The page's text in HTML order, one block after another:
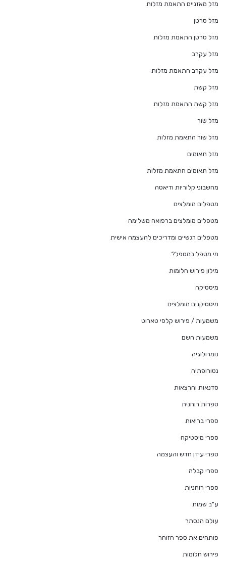
מזל מאזניים התאמת מזלות
מזל סרטן
מזל סרטן התאמת מזלות
מזל עקרב
מזל עקרב התאמת מזלות
מזל קשת
מזל קשת התאמת מזלות
מזל שור
מזל שור התאמת מזלות
מזל תאומים
מזל תאומים התאמת מזלות
מחשבוני קלוריות ודיאטה
מטפלים מומלצים
מטפלים מומלצים ברפואה משלימה
מטפלים רגשיים ומדריכים להעצמה אישית
מי מטפל במטפל?
מילון פירוש חלומות
מיסטיקה
מיסטיקנים מומלצים
משמעות / פירוש קלפי טארוט
משמעות השם
נומרולוגיה
נטורופתיה
סדנאות והרצאות
ספרות רוחנית
ספרי בריאות
ספרי מיסטיקה
ספרי עידן חדש והעצמה
ספרי קבלה
ספרי רוחניות
ע"ב שמות
עולם הנסתר
פותחים את ספר הזוהר
פירוש חלומות